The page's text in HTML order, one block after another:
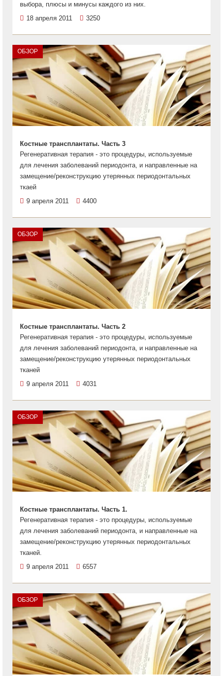
выбора, плюсы и минусы каждого из них.
18 апреля 2011
3250
ОБЗОР
Костные трансплантаты. Часть 3
Регенеративная терапия - это процедуры, используемые
для лечения заболеваний периодонта, и направленные на
замещение/реконструкцию утерянных периодонтальных
ткаей
9 апреля 2011
4400
ОБЗОР
Костные трансплантаты. Часть 2
Регенеративная терапия - это процедуры, используемые
для лечения заболеваний периодонта, и направленные на
замещение/реконструкцию утерянных периодонтальных
тканей
9 апреля 2011
4031
ОБЗОР
Костные трансплантаты. Часть 1.
Регенеративная терапия - это процедуры, используемые
для лечения заболеваний периодонта, и направленные на
замещение/реконструкцию утерянных периодонтальных
тканей.
9 апреля 2011
6557
ОБЗОР